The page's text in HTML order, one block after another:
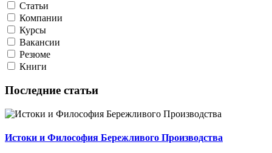
Статьи
Компании
Курсы
Вакансии
Резюме
Книги
Последние статьи
Истоки и Философия Бережливого Производства